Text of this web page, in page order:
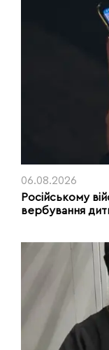
06.08.2026
Російському
вербування